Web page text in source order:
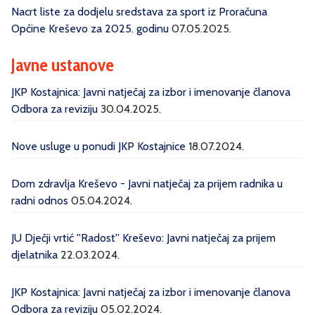
Nacrt liste za dodjelu sredstava za sport iz Proračuna
Općine Kreševo za 2025. godinu 07.05.2025.
Javne ustanove
JKP Kostajnica: Javni natječaj za izbor i imenovanje članova
Odbora za reviziju 30.04.2025.
Nove usluge u ponudi JKP Kostajnice 18.07.2024.
Dom zdravlja Kreševo - Javni natječaj za prijem radnika u
radni odnos 05.04.2024.
JU Dječji vrtić ''Radost'' Kreševo: Javni natječaj za prijem
djelatnika 22.03.2024.
JKP Kostajnica: Javni natječaj za izbor i imenovanje članova
Odbora za reviziju 05.02.2024.